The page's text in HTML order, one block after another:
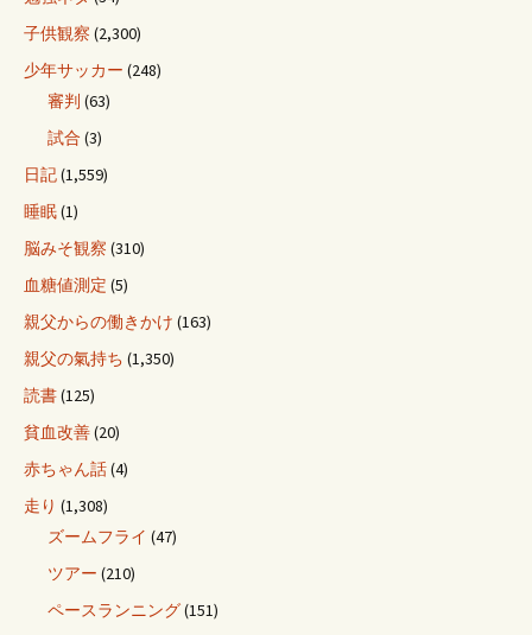
子供観察 (2,300)
少年サッカー (248)
審判 (63)
試合 (3)
日記(1,559)
睡眠(1)
脳みそ観察 (310)
血糖値測定 (5)
親父からの働きかけ (163)
親父の氣持ち (1,350)
読書(125)
貧血改善(20)
赤ちゃん話(4)
走り (1,308)
ズームフライ (47)
ツアー (210)
ペースランニング(151)